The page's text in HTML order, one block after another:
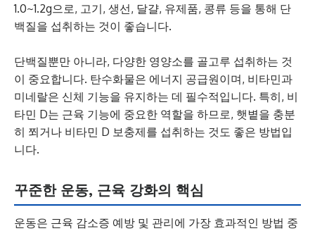
1.0~1.2g으로, 고기, 생선, 달걀, 유제품, 콩류 등을 통해 단
백질을 섭취하는 것이 좋습니다.
단백질뿐만 아니라, 다양한 영양소를 골고루 섭취하는 것
이 중요합니다. 탄수화물은 에너지 공급원이며, 비타민과
미네랄은 신체 기능을 유지하는 데 필수적입니다. 특히, 비
타민 D는 근육 기능에 중요한 역할을 하므로, 햇볕을 충분
히 쬐거나 비타민 D 보충제를 섭취하는 것도 좋은 방법입
니다.
꾸준한 운동, 근육 강화의 핵심
운동은 근육 감소증 예방 및 관리에 가장 효과적인 방법 중